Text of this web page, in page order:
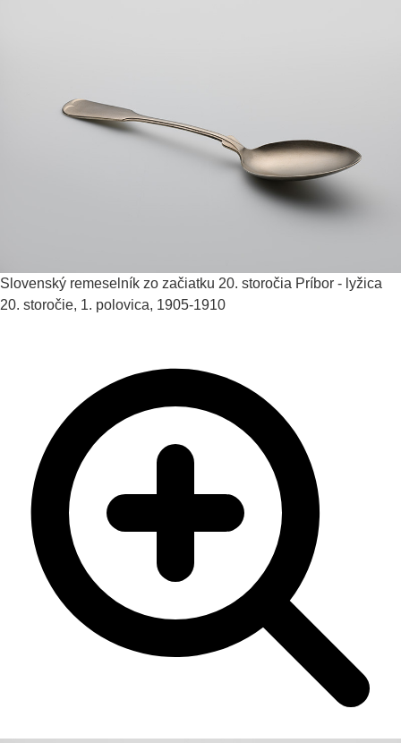
Slovenský remeselník zo začiatku 20. storočia Príbor - lyžica
20. storočie, 1. polovica, 1905-1910